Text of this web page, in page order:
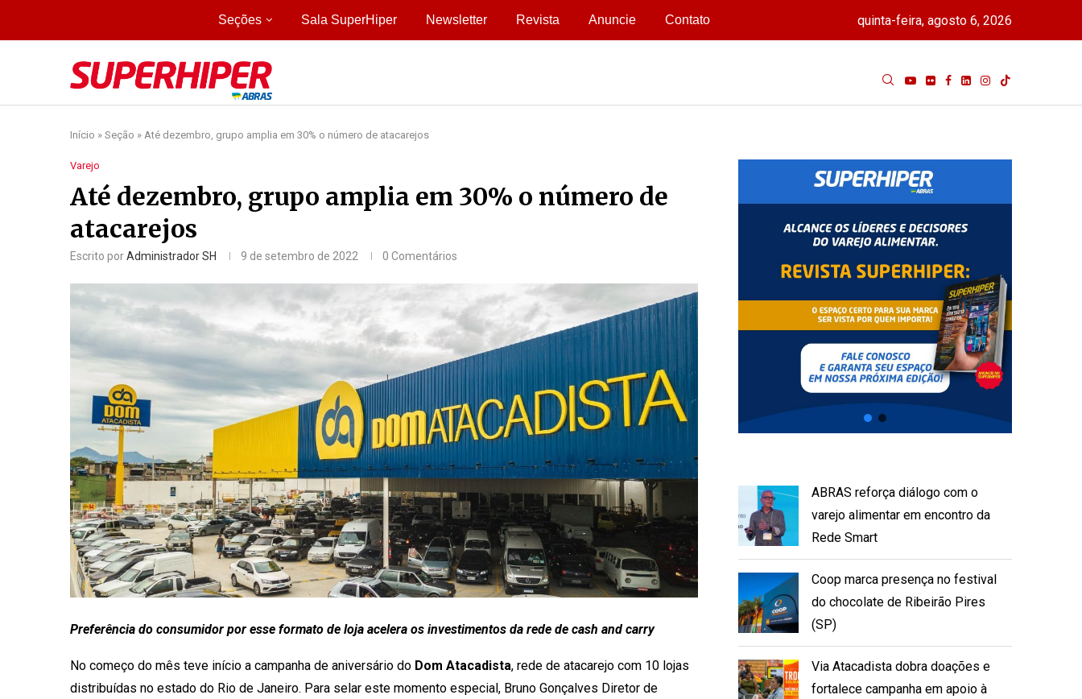
Seções Sala SuperHiper Newsletter Revista Anuncie Contato quinta-feira, agosto 6, 2026
Início » Seção » Até dezembro, grupo amplia em 30% o número de atacarejos
Varejo
Até dezembro, grupo amplia em 30% o número de
atacarejos
Escrito porAdministrador SH 9 de setembro de 2022 0 Comentários
Preferência do consumidor por esse formato de loja acelera os investimentos da rede de cash and carry
No começo do mês teve início a campanha de aniversário do Dom Atacadista, rede de atacarejo com 10 lojas
distribuídas no estado do Rio de Janeiro. Para selar este momento especial, Bruno Gonçalves Diretor de
ABRAS reforça diálogo com o
varejo alimentar em encontro da
Rede Smart
Coop marca presença no festival
do chocolate de Ribeirão Pires
(SP)
Via Atacadista dobra doações e
fortalece campanha em apoio à